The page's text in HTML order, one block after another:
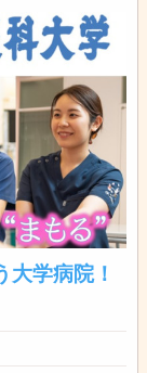
大学病院！